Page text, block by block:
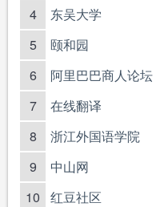
4 东吴大学
5 颐和园
6 阿里巴巴商人论坛
7 在线翻译
8 浙江外国语学院
9 中山网
10 红豆社区